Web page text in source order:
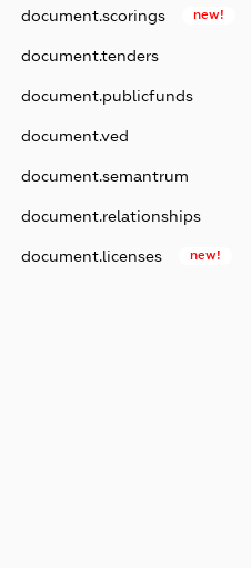
document.scorings new!
document.tenders
document.publicfunds
document.ved
document.semantrum
document.relationships
document.licenses new!